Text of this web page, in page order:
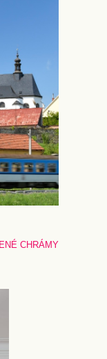
CHRÁMY